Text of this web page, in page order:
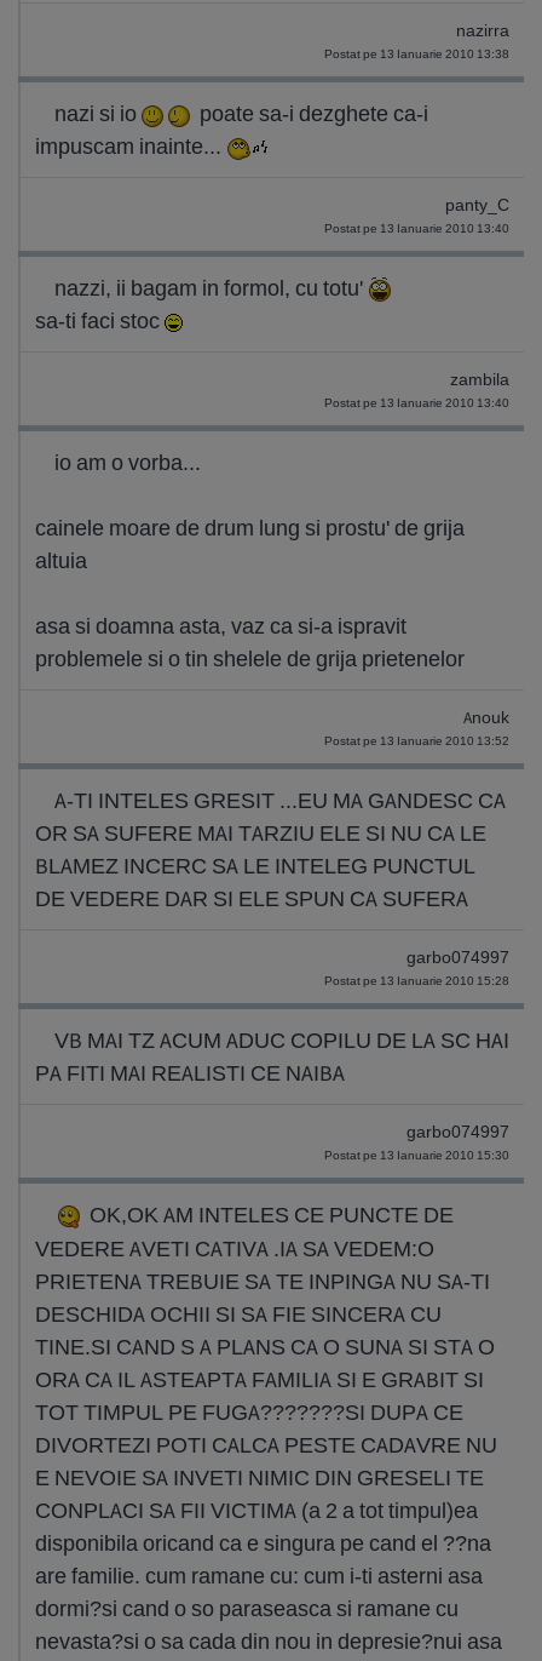
nazirra
Postat pe 13 Ianuarie 2010 13:38
nazi si io
poate sa-i dezghete ca-i
impuscam inainte...
panty_C
Postat pe 13 Ianuarie 2010 13:40
nazzi, ii bagam in formol, cu totu'
sa-ti faci stoc
zambila
Postat pe 13 Ianuarie 2010 13:40
io am o vorba...
cainele moare de drum lung si prostu' de grija
altuia
asa si doamna asta, vaz ca si-a ispravit
problemele si o tin shelele de grija prietenelor
Anouk
Postat pe 13 Ianuarie 2010 13:52
A-TI INTELES GRESIT ...EU MA GANDESC CA
OR SA SUFERE MAI TARZIU ELE SI NU CA LE
BLAMEZ INCERC SA LE INTELEG PUNCTUL
DE VEDERE DAR SI ELE SPUN CA SUFERA
garbo074997
Postat pe 13 Ianuarie 2010 15:28
VB MAI TZ ACUM ADUC COPILU DE LA SC HAI
PA FITI MAI REALISTI CE NAIBA
garbo074997
Postat pe 13 Ianuarie 2010 15:30
OK,OK AM INTELES CE PUNCTE DE
VEDERE AVETI CATIVA .IA SA VEDEM:O
PRIETENA TREBUIE SA TE INPINGA NU SA-TI
DESCHIDA OCHII SI SA FIE SINCERA CU
TINE.SI CAND S A PLANS CA O SUNA SI STA O
ORA CA IL ASTEAPTA FAMILIA SI E GRABIT SI
TOT TIMPUL PE FUGA???????SI DUPA CE
DIVORTEZI POTI CALCA PESTE CADAVRE NU
E NEVOIE SA INVETI NIMIC DIN GRESELI TE
CONPLACI SA FII VICTIMA (a 2 a tot timpul)ea
disponibila oricand ca e singura pe cand el ??na
are familie. cum ramane cu: cum i-ti asterni asa
dormi?si cand o so paraseasca si ramane cu
nevasta?si o sa cada din nou in depresie?nui asa